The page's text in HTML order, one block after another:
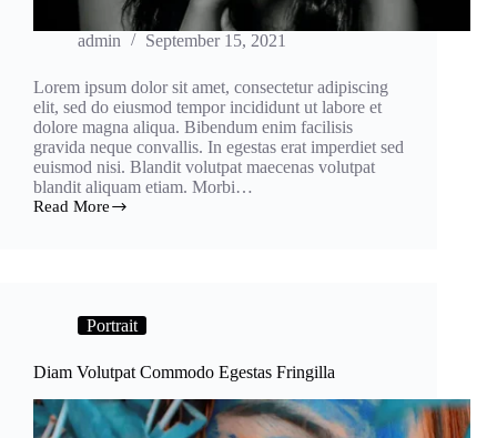
admin September 15, 2021
Lorem ipsum dolor sit amet, consectetur adipiscing
elit, sed do eiusmod tempor incididunt ut labore et
dolore magna aliqua. Bibendum enim facilisis
gravida neque convallis. In egestas erat imperdiet sed
euismod nisi. Blandit volutpat maecenas volutpat
blandit aliquam etiam. Morbi…
Read More
Porttitor
Portrait
Diam Volutpat Commodo Egestas Fringilla